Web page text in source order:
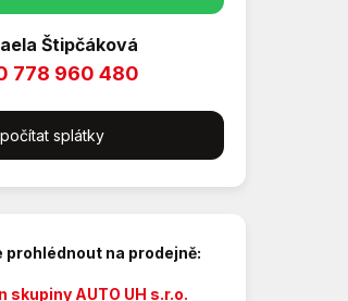
Štipčáková
778 960 480
splátky
prohlédnout na prodejně:
skupiny AUTO UH s.r.o.